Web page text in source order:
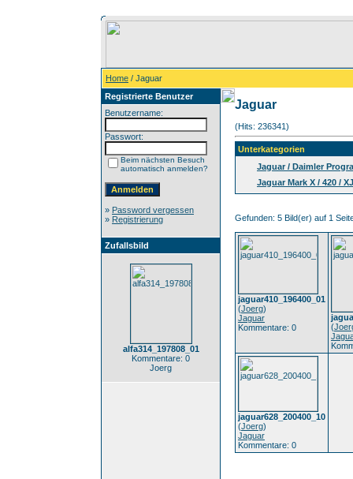
Home / Jaguar
Registrierte Benutzer
Benutzername:
Passwort:
Beim nächsten Besuch
automatisch anmelden?
» Password vergessen
» Registrierung
Zufallsbild
alfa314_197808_01
Kommentare: 0
Joerg
Jaguar
(Hits: 236341)
Unterkategorien
Jaguar / Daimler
Jaguar Mark X / 420 / XJ
Gefunden: 5 Bild(er) auf 1
jaguar410_196400_01
(Joerg)
Jaguar
Kommentare: 0
(
jaguar628_200400_10
(Joerg)
Jaguar
Kommentare: 0